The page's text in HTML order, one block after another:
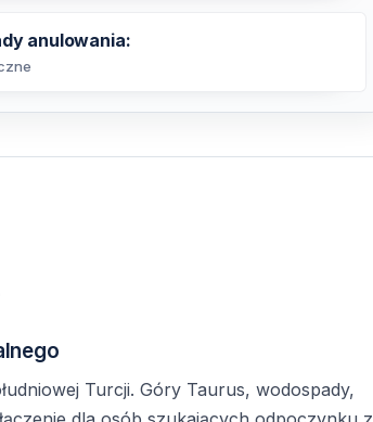
anulowania:
Turcji. Góry Taurus, wodospady,